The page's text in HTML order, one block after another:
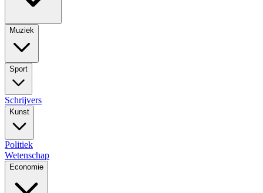
Muziek
Sport
Schrijvers
Kunst
Politiek
Wetenschap
Economie